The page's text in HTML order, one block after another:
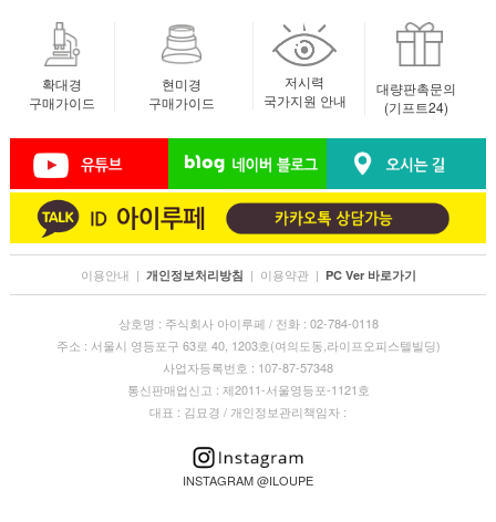
확대경
구매가이드
현미경
구매가이드
저시력
국가지원 안내
대량판촉문의
(기프트24)
이용안내 | 개인정보처리방침 | 이용약관 | PC Ver 바로가기
상호명 : 주식회사 아이루페 / 전화 : 02-784-0118
주소 : 서울시 영등포구 63로 40, 1203호(여의도동,라이프오피스텔빌딩)
사업자등록번호 : 107-87-57348
통신판매업신고 : 제2011-서울영등포-1121호
대표 : 김묘경 / 개인정보관리책임자 :
INSTAGRAM @ILOUPE